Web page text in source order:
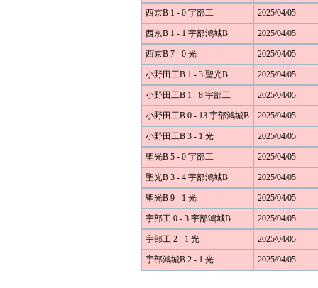
西京B 1 - 0 宇部工 2025/04/05
西京B 1 - 1 宇部鴻城B 2025/04/05
西京B 7 - 0 光 2025/04/05
小野田工B 1 - 3 聖光B 2025/04/05
小野田工B 1 - 8 宇部工 2025/04/05
小野田工B 0 - 13 宇部鴻城B 2025/04/05
小野田工B 3 - 1 光 2025/04/05
聖光B 5 - 0 宇部工 2025/04/05
聖光B 3 - 4 宇部鴻城B 2025/04/05
聖光B 9 - 1 光 2025/04/05
宇部工 0 - 3 宇部鴻城B 2025/04/05
宇部工 2 - 1 光 2025/04/05
宇部鴻城B 2 - 1 光 2025/04/05